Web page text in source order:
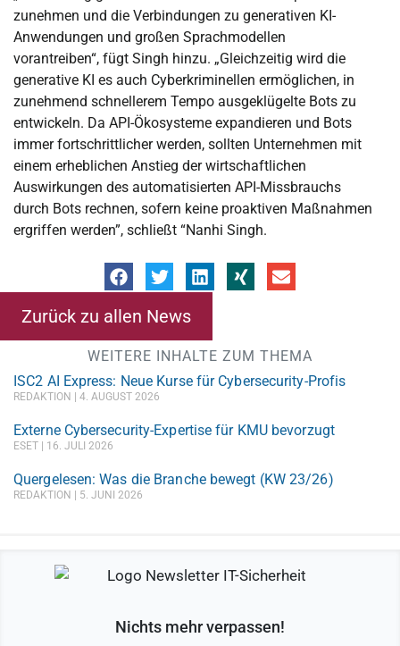
zunehmen und die Verbindungen zu generativen KI-
Anwendungen und großen Sprachmodellen
vorantreiben“, fügt Singh hinzu. „Gleichzeitig wird die
generative KI es auch Cyberkriminellen ermöglichen, in
zunehmend schnellerem Tempo ausgeklügelte Bots zu
entwickeln. Da API-Ökosysteme expandieren und Bots
immer fortschrittlicher werden, sollten Unternehmen mit
einem erheblichen Anstieg der wirtschaftlichen
Auswirkungen des automatisierten API-Missbrauchs
durch Bots rechnen, sofern keine proaktiven Maßnahmen
ergriffen werden”, schließt “Nanhi Singh.
Zurück zu allen News
WEITERE INHALTE ZUM THEMA
ISC2 AI Express: Neue Kurse für Cybersecurity-Profis
REDAKTION 4. AUGUST 2026
Externe Cybersecurity-Expertise für KMU bevorzugt
ESET 16. JULI 2026
Quergelesen: Was die Branche bewegt (KW 23/26)
REDAKTION 5. JUNI 2026
Nichts mehr verpassen!